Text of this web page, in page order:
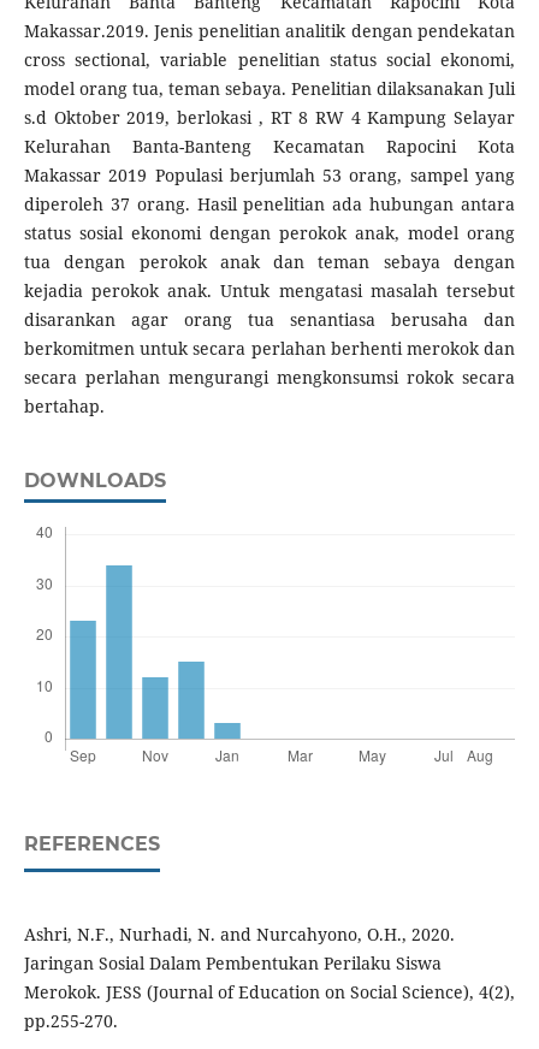
Makassar.2019. Jenis penelitian analitik dengan pendekatan
cross sectional, variable penelitian status social ekonomi,
model orang tua, teman sebaya. Penelitian dilaksanakan Juli
s.d Oktober 2019, berlokasi , RT 8 RW 4 Kampung Selayar
Kelurahan Banta-Banteng Kecamatan Rapocini Kota
Makassar 2019 Populasi berjumlah 53 orang, sampel yang
diperoleh 37 orang. Hasil penelitian ada hubungan antara
status sosial ekonomi dengan perokok anak, model orang
tua dengan perokok anak dan teman sebaya dengan
kejadia perokok anak. Untuk mengatasi masalah tersebut
disarankan agar orang tua senantiasa berusaha dan
berkomitmen untuk secara perlahan berhenti merokok dan
secara perlahan mengurangi mengkonsumsi rokok secara
bertahap.
DOWNLOADS
REFERENCES
Ashri, N.F., Nurhadi, N. and Nurcahyono, O.H., 2020.
Jaringan Sosial Dalam Pembentukan Perilaku Siswa
Merokok. JESS (Journal of Education on Social Science), 4(2),
pp.255-270.